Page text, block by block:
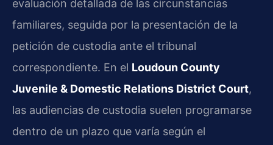
evaluación detallada de las circunstancias
familiares, seguida por la presentación de la
petición de custodia ante el tribunal
correspondiente. En el Loudoun County
Juvenile & Domestic Relations District Court,
las audiencias de custodia suelen programarse
dentro de un plazo que varía según el